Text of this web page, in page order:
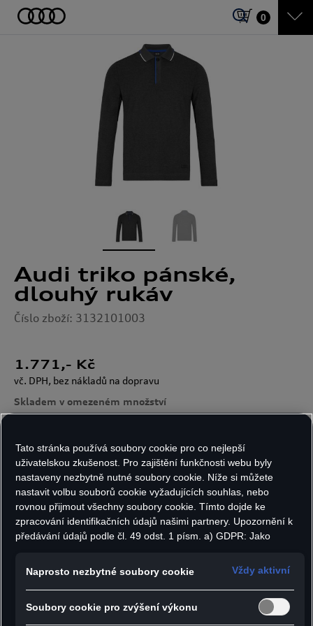
0
Audi triko pánské,
dlouhý rukáv
Číslo zboží: 3132101003
1.771,- Kč
vč. DPH, bez nákladů na dopravu
Skladem v omezeném množství
Velikost: Počet kusů:
Do košíku
- Pánské triko Audi v módním střihu s dlouhým
rukávem
Tato stránka používá soubory cookie pro co nejlepší
uživatelskou zkušenost. Pro zajištění funkčnosti webu byly
nastaveny nezbytně nutné soubory cookie. Níže si můžete
nastavit volbu souborů cookie vyžadujících souhlas, nebo
rovnou přijmout všechny soubory cookie. Tímto dojde ke
zpracování identifikačních údajů našimi partnery. Upozornění k
předávání údajů podle čl. 49 odst. 1 písm. a) GDPR: Jako
používán Google Analytics. Nelze vyloučit, že společnost
Google Ireland jako náš smluvní partner předává osobní údaje
do USA (zejména společnosti Google LLC). Ve Spojených
státech neexistuje úroveň ochrany osobních údajů věcně
rovnocenná Evropské unii a chybí rozhodnutí Evropské komise
Naprosto nezbytné soubory cookie Vždy aktivní
Soubory cookie pro zvýšení výkonu